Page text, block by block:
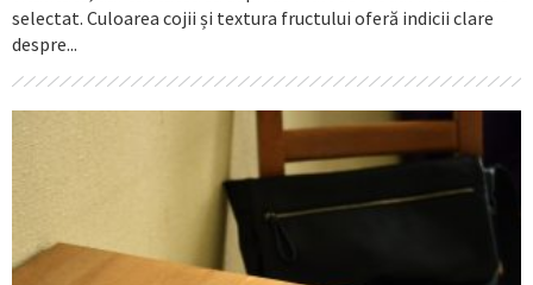
selectat. Culoarea cojii și textura fructului oferă indicii clare
despre...